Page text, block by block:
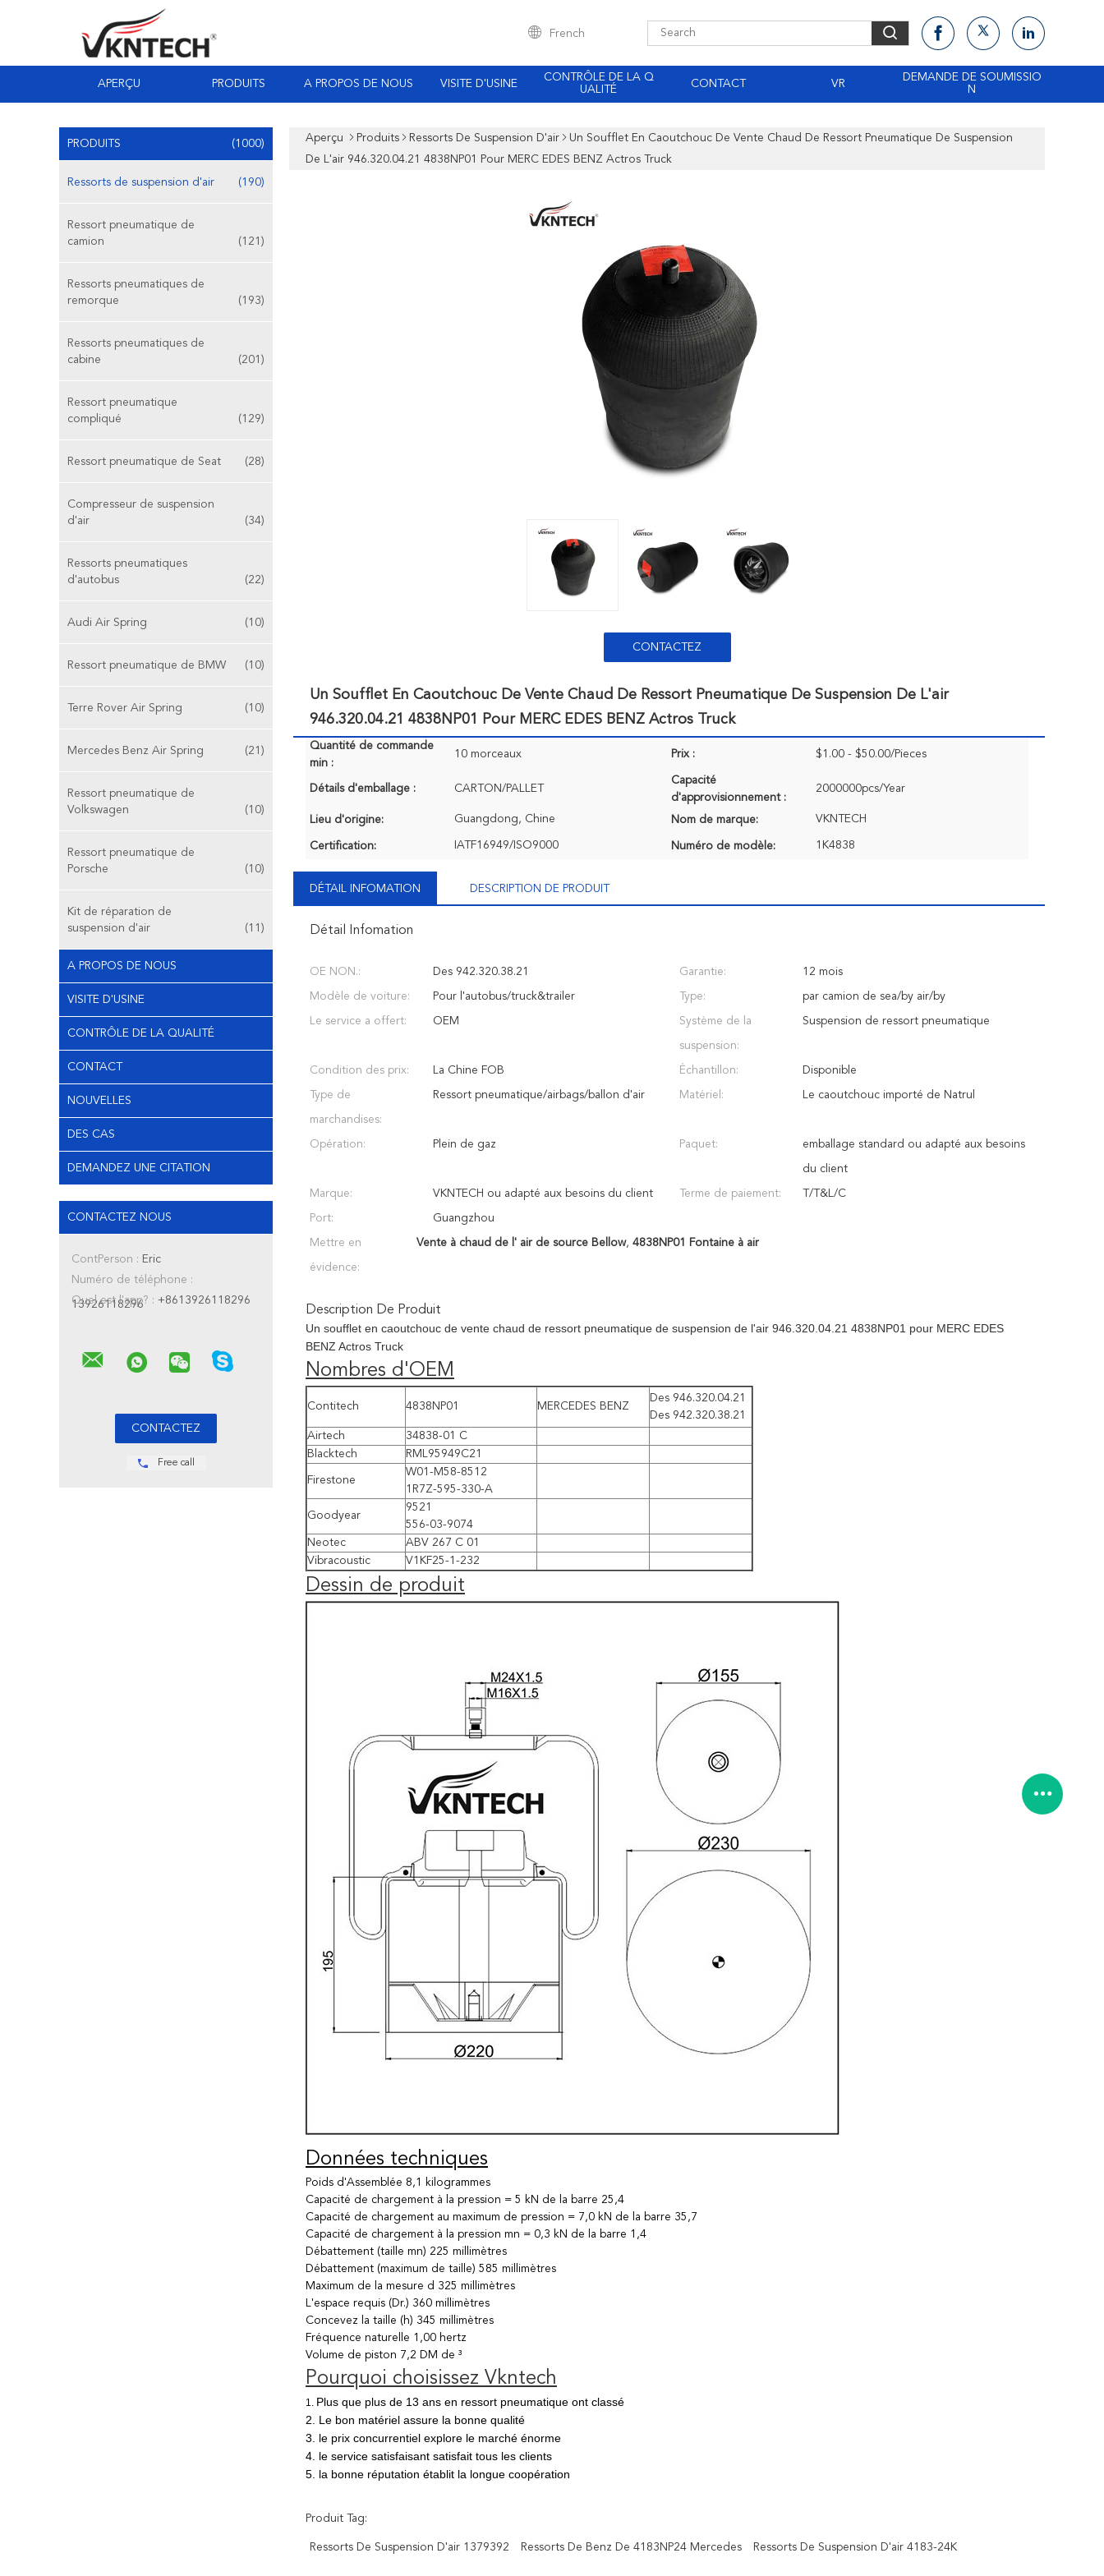
French
APERÇU PRODUITS A PROPOS DE NOUS VISITE D'USINE
CONTRÔLE DE LA Q
UALITÉ
CONTACT VR
DEMANDE DE SOUMISSIO
N
PRODUITS (1000)
Ressorts de suspension d'air (190)
Ressort pneumatique de
camion
(121)
Ressorts pneumatiques de
remorque
(193)
Ressorts pneumatiques de
cabine
(201)
Ressort pneumatique
compliqué
(129)
Ressort pneumatique de Seat (28)
Compresseur de suspension
d'air
(34)
Ressorts pneumatiques
d'autobus
(22)
Audi Air Spring (10)
Ressort pneumatique de BMW (10)
Terre Rover Air Spring (10)
Mercedes Benz Air Spring (21)
Ressort pneumatique de
Volkswagen
(10)
Ressort pneumatique de
Porsche
(10)
Kit de réparation de
suspension d'air
(11)
A PROPOS DE NOUS
VISITE D'USINE
CONTRÔLE DE LA QUALITÉ
CONTACT
NOUVELLES
DES CAS
DEMANDEZ UNE CITATION
CONTACTEZ NOUS
ContPerson : Eric
Numéro de téléphone :
13926118296
Quel est l'app? : +8613926118296
Free call
Aperçu Produits Ressorts De Suspension D'air
Un Soufflet En Caoutchouc De Vente Chaud De Ressort Pneumatique De Suspension
De L'air 946.320.04.21 4838NP01 Pour MERC EDES BENZ Actros Truck
CONTACTEZ
Un Soufflet En Caoutchouc De Vente Chaud De Ressort Pneumatique De Suspension De L'air
946.320.04.21 4838NP01 Pour MERC EDES BENZ Actros Truck
Quantité de commande
min :
10 morceaux Prix : $1.00 - $50.00/Pieces
Détails d'emballage : CARTON/PALLET
Capacité
d'approvisionnement :
2000000pcs/Year
Lieu d'origine: Guangdong, Chine Nom de marque: VKNTECH
Certification: IATF16949/ISO9000 Numéro de modèle: 1K4838
DÉTAIL INFOMATION DESCRIPTION DE PRODUIT
Détail Infomation
OE NON.: Des 942.320.38.21 Garantie: 12 mois
Modèle de voiture: Pour l'autobus/truck&trailer Type: par camion de sea/by air/by
Le service a offert: OEM Système de la
suspension:
Suspension de ressort pneumatique
Condition des prix: La Chine FOB Échantillon: Disponible
Type de
marchandises:
Ressort pneumatique/airbags/ballon d'air Matériel: Le caoutchouc importé de Natrul
Opération: Plein de gaz Paquet: emballage standard ou adapté aux besoins
du client
Marque: VKNTECH ou adapté aux besoins du client Terme de paiement: T/T&L/C
Port: Guangzhou
Mettre en
évidence:
Vente à chaud de l' air de source Bellow, 4838NP01 Fontaine à air
Description De Produit
Un soufflet en caoutchouc de vente chaud de ressort pneumatique de suspension de l'air 946.320.04.21 4838NP01 pour MERC EDES
BENZ Actros Truck
Nombres d'OEM
Contitech 4838NP01 MERCEDES BENZ
Des 946.320.04.21
Des 942.320.38.21
Airtech
34838-01 C
Blacktech
RML95949C21
Firestone
W01-M58-8512
1R7Z-595-330-A
Goodyear
9521
556-03-9074
Neotec
ABV 267 C 01
Vibracoustic
V1KF25-1-232
Dessin de produit
Données techniques
Poids d'Assemblée 8,1 kilogrammes
Capacité de chargement à la pression = 5 kN de la barre 25,4
Capacité de chargement au maximum de pression = 7,0 kN de la barre 35,7
Capacité de chargement à la pression mn = 0,3 kN de la barre 1,4
Débattement (taille mn) 225 millimètres
Débattement (maximum de taille) 585 millimètres
Maximum de la mesure d 325 millimètres
L'espace requis (Dr.) 360 millimètres
Concevez la taille (h) 345 millimètres
Fréquence naturelle 1,00 hertz
Volume de piston 7,2 DM de ³
Pourquoi choisissez Vkntech
1. Plus que plus de 13 ans en ressort pneumatique ont classé
2. Le bon matériel assure la bonne qualité
3. le prix concurrentiel explore le marché énorme
4. le service satisfaisant satisfait tous les clients
5. la bonne réputation établit la longue coopération
Produit Tag:
Ressorts De Suspension D'air 1379392 Ressorts De Benz De 4183NP24 Mercedes Ressorts De Suspension D'air 4183-24K